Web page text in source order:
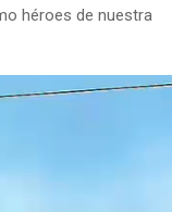
héroes de nuestra